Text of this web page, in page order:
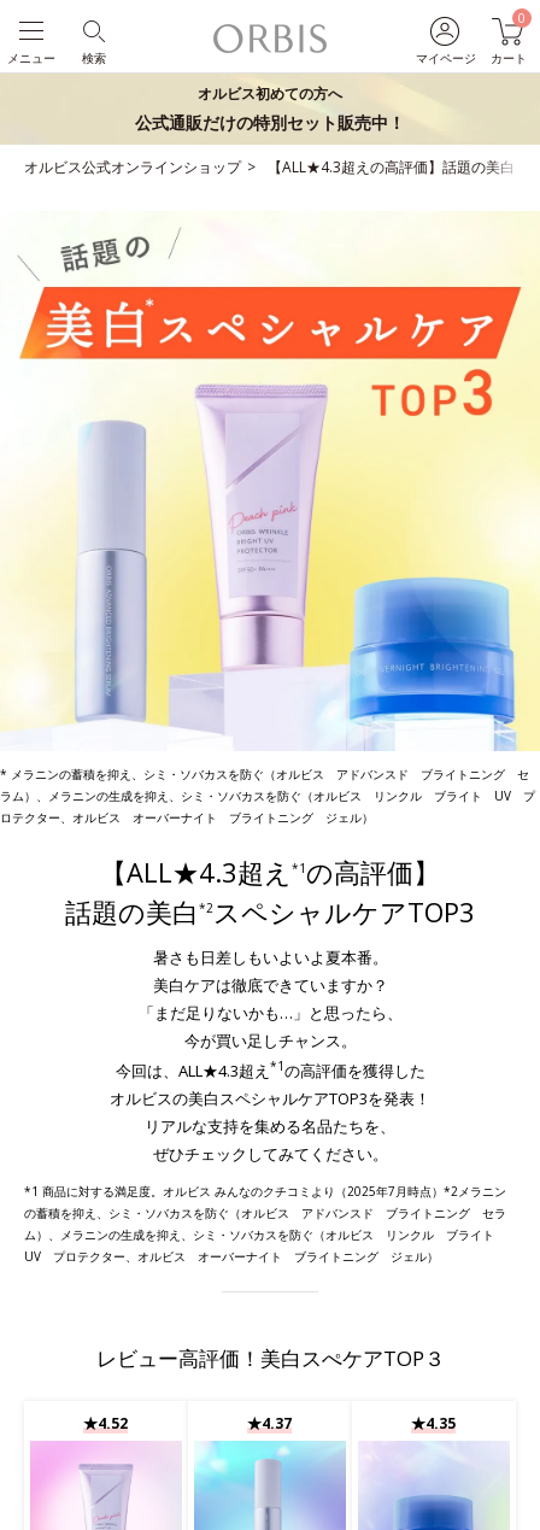
マイページ
0
カート
検索
メニュー
オルビス初めての方へ
公式通販だけの特別セット販売中！
オルビス公式オンラインショップ 【ALL★4.3超えの高評価】話題の美白ス
* メラニンの蓄積を抑え、シミ・ソバカスを防ぐ（オルビス アドバンスド ブライトニング セ
ラム）、メラニンの生成を抑え、シミ・ソバカスを防ぐ（オルビス リンクル ブライト UV プ
ロテクター、オルビス オーバーナイト ブライトニング ジェル）
【ALL★4.3超え *1の高評価】
話題の美白 *2 スペシャルケアTOP3
暑さも日差しもいよいよ夏本番。
美白ケアは徹底できていますか？
「まだ足りないかも…」と思ったら、
今が買い足しチャンス。
今回は、ALL★4.3超え *1の高評価を獲得した
オルビスの美白スペシャルケアTOP3を発表！
リアルな支持を集める名品たちを、
ぜひチェックしてみてください。
*1 商品に対する満足度。オルビス みんなのクチコミより（2025年7月時点）*2メラニン
の蓄積を抑え、シミ・ソバカスを防ぐ（オルビス アドバンスド ブライトニング セラ
ム）、メラニンの生成を抑え、シミ・ソバカスを防ぐ（オルビス リンクル ブライト
UV プロテクター、オルビス オーバーナイト ブライトニング ジェル）
レビュー高評価！美白スぺケアTOP３
★4.52 ★4.37 ★4.35